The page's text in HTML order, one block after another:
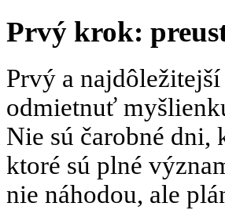
Prvý krok:
Prvý a
odmietnuť
Nie sú čarobné dni,
ktoré sú plné
nie náhodou, ale